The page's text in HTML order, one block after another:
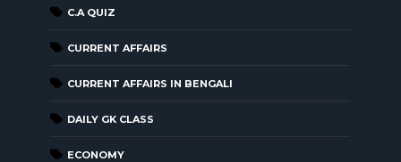
C.A QUIZ
CURRENT AFFAIRS
CURRENT AFFAIRS IN BENGALI
DAILY GK CLASS
ECONOMY